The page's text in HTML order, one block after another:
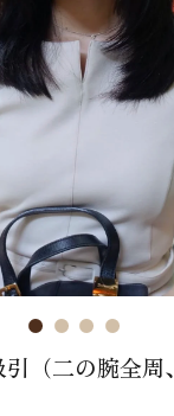
（二の腕全周、